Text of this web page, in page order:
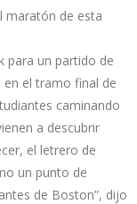
maratón de esta
para un partido de
el tramo final de
caminando
a descubrir
el letrero de
un punto de
de Boston”, dijo